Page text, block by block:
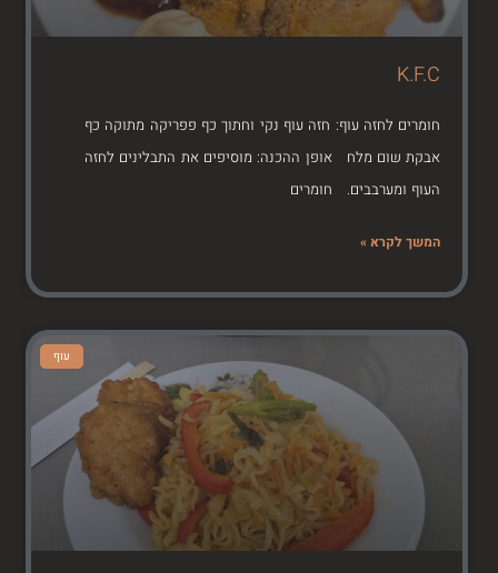
K.F.C
חומרים לחזה עוף: חזה עוף נקי וחתוך כף פפריקה מתוקה כף
אבקת שום מלח אופן ההכנה: מוסיפים את התבלינים לחזה
העוף ומערבבים. חומרים
המשך לקרא »
עוף